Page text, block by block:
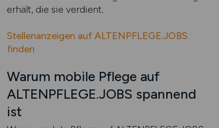
erhält, die sie verdient.
Stellenanzeigen auf ALTENPFLEGE.JOBS
finden
Warum mobile Pflege auf
ALTENPFLEGE.JOBS spannend
ist